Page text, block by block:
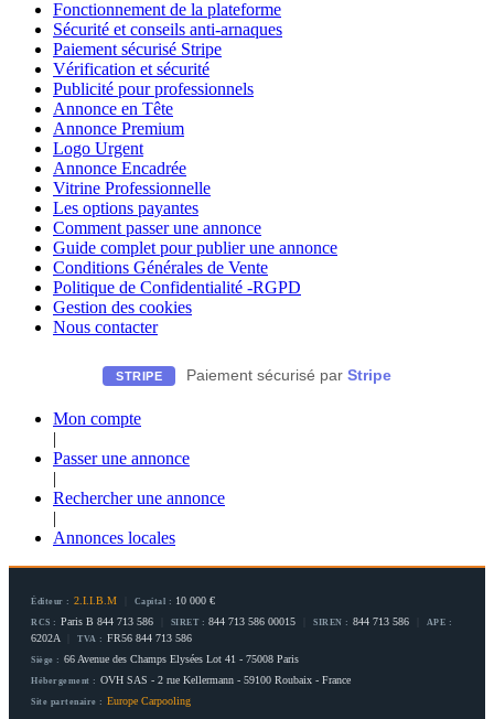
Fonctionnement de la plateforme
Sécurité et conseils anti-arnaques
Paiement sécurisé Stripe
Vérification et sécurité
Publicité pour professionnels
Annonce en Tête
Annonce Premium
Logo Urgent
Annonce Encadrée
Vitrine Professionnelle
Les options payantes
Comment passer une annonce
Guide complet pour publier une annonce
Conditions Générales de Vente
Politique de Confidentialité -RGPD
Gestion des cookies
Nous contacter
STRIPE Paiement sécurisé par Stripe
Mon compte
|
Passer une annonce
|
Rechercher une annonce
|
Annonces locales
Éditeur : 2.I.I.B.M Capital : 10 000 €
RCS : Paris B 844 713 586 SIRET : 844 713 586 00015 SIREN : 844 713 586 APE :
6202A TVA : FR56 844 713 586
Siège : 66 Avenue des Champs Elysées Lot 41 - 75008 Paris
Hébergement : OVH SAS - 2 rue Kellermann - 59100 Roubaix - France
Site partenaire : Europe Carpooling